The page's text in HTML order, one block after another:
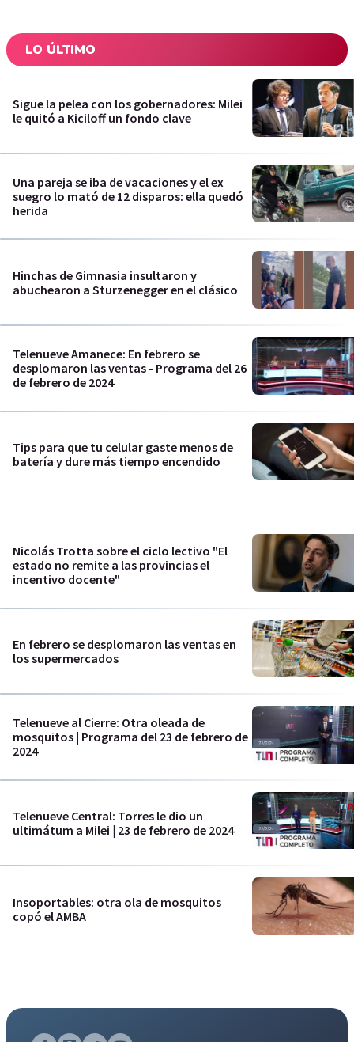
LO ÚLTIMO
Sigue la pelea con los gobernadores: Milei
le quitó a Kiciloff un fondo clave
Una pareja se iba de vacaciones y el ex
suegro lo mató de 12 disparos: ella quedó
herida
Hinchas de Gimnasia insultaron y
abuchearon a Sturzenegger en el clásico
Telenueve Amanece: En febrero se
desplomaron las ventas - Programa del 26
de febrero de 2024
Tips para que tu celular gaste menos de
batería y dure más tiempo encendido
Nicolás Trotta sobre el ciclo lectivo "El
estado no remite a las provincias el
incentivo docente"
En febrero se desplomaron las ventas en
los supermercados
Telenueve al Cierre: Otra oleada de
mosquitos | Programa del 23 de febrero de
2024
Telenueve Central: Torres le dio un
ultimátum a Milei | 23 de febrero de 2024
Insoportables: otra ola de mosquitos
copó el AMBA